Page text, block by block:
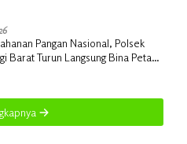
Pangan Nasional, Polsek
Barat Turun Langsung Bina Petani